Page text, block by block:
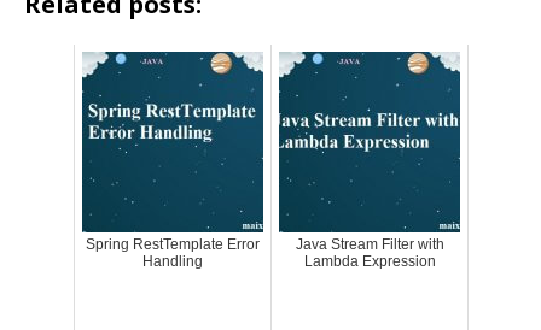
Spring RestTemplate Error
Handling
Java Stream Filter with
Lambda Expression